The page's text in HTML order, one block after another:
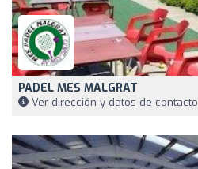
PADEL MES MALGRAT
Ver dirección y datos de contacto